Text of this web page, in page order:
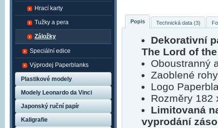
Popis Technická data (3)
Dekorativní
The Lord of
Oboustranný
Zaoblené
Logo
Rozměry 182
Limitovaná
vyprodání
Hrací karty
Tužky a pera
Záložky
Speciální edice
Výprodej Paperblanks
Plastikové modely
Modely Leonardo da Vinci
Japonský ruční papír
Kaligrafie